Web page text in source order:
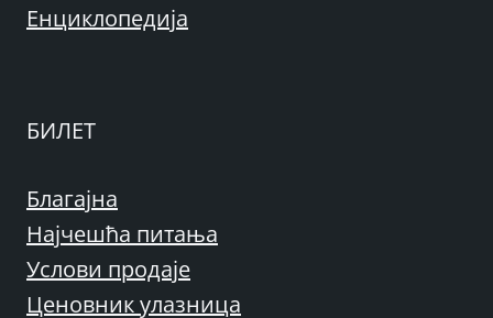
Енциклопедија
БИЛЕТ
Благајна
Најчешћа питања
Услови продаје
Ценовник улазница